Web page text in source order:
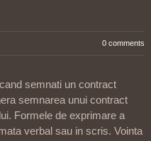
0 comments
semnati un contract
semnarea unui contract
Formele de exprimare a
verbal sau in scris. Vointa